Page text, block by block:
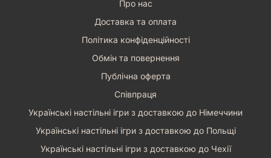
Про нас
Доставка та оплата
Політика конфіденційності
Обмін та повернення
Публічна оферта
Співпраця
Українські настільні ігри з доставкою до Німеччини
Українські настільні ігри з доставкою до Польщі
Українські настільні ігри з доставкою до Чехії